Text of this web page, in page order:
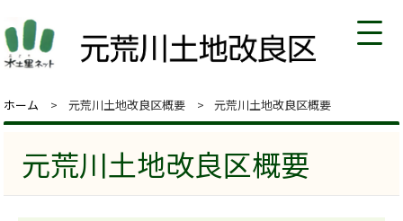
ホーム 元荒川土地改良区概要 元荒川土地改良区概要
元荒川土地改良区概要